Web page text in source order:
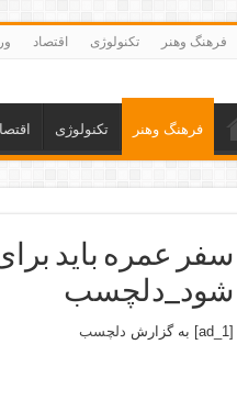
فرهنگ وهنر تکنولوژی اقتصاد
فرهنگ وهنر تکنولوژی
سفر عمره باید
شود_دلچسب
[ad_1] به گزارش دلچسب